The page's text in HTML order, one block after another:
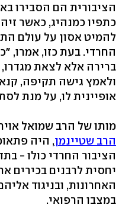
הציבורית הם הסבירו
כתפיו כמנהיג, כאשר
להמיט אסון על עולם
החרדי. בעת כזו, אמרו,
ברירה אלא לצאת מגדרו,
ולאמץ גישה תקיפה,
אופיינית לו, על מנת
מותו של הרב שמואל
הרב שטיינמן, היה
הציבור החרדי כולו -
יחסית לרבנים בכירים
האחרונות, ובניגוד
במצבו הרפואי.